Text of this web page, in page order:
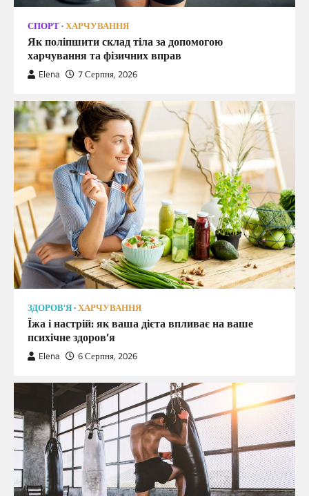
СПОРТ ХАРЧУВАННЯ
Як поліпшити склад тіла за допомогою
харчування та фізичних вправ
Elena 7 Серпня, 2026
ЗДОРОВ'Я ХАРЧУВАННЯ
Їжа і настрій: як ваша дієта впливає на ваше
психічне здоров’я
Elena 6 Серпня, 2026